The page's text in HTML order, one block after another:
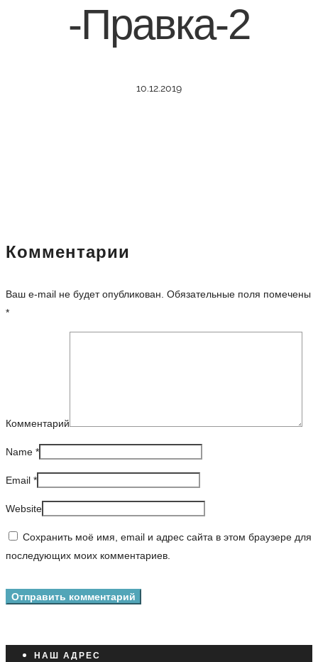
-Правка-2
10.12.2019
Комментарии
Ваш e-mail не будет опубликован. Обязательные поля помечены
*
Комментарий
Name *
Email *
Website
Сохранить моё имя, email и адрес сайта в этом браузере для
последующих моих комментариев.
НАШ АДРЕС